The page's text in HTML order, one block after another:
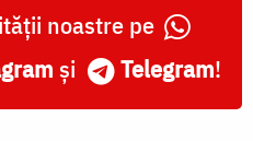
noastre pe
și Telegram!